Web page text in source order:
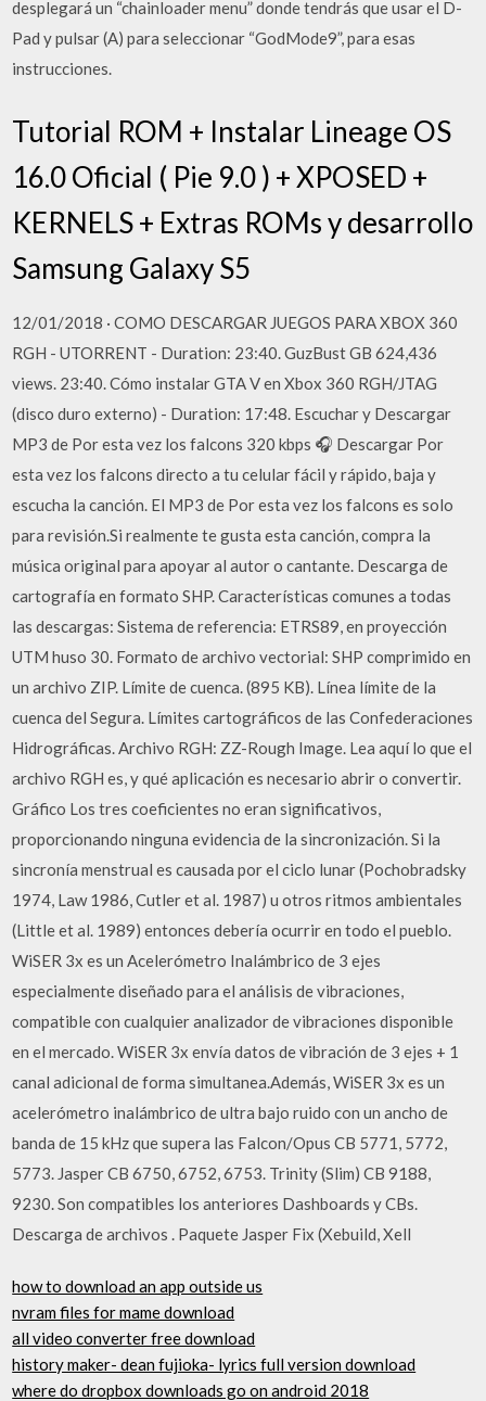
desplegará un “chainloader menu” donde tendrás que usar el D-
Pad y pulsar (A) para seleccionar “GodMode9”, para esas
instrucciones.
Tutorial ROM + Instalar Lineage OS
16.0 Oficial ( Pie 9.0 ) + XPOSED +
KERNELS + Extras ROMs y desarrollo
Samsung Galaxy S5
12/01/2018 · COMO DESCARGAR JUEGOS PARA XBOX 360
RGH - UTORRENT - Duration: 23:40. GuzBust GB 624,436
views. 23:40. Cómo instalar GTA V en Xbox 360 RGH/JTAG
(disco duro externo) - Duration: 17:48. Escuchar y Descargar
MP3 de Por esta vez los falcons 320 kbps 🎧 ️️️️️️Descargar Por
esta vez los falcons directo a tu celular fácil y rápido, baja y
escucha la canción. El MP3 de Por esta vez los falcons es solo
para revisión.Si realmente te gusta esta canción, compra la
música original para apoyar al autor o cantante. Descarga de
cartografía en formato SHP. Características comunes a todas
las descargas: Sistema de referencia: ETRS89, en proyección
UTM huso 30. Formato de archivo vectorial: SHP comprimido en
un archivo ZIP. Límite de cuenca. (895 KB). Línea límite de la
cuenca del Segura. Límites cartográficos de las Confederaciones
Hidrográficas. Archivo RGH: ZZ-Rough Image. Lea aquí lo que el
archivo RGH es, y qué aplicación es necesario abrir o convertir.
Gráfico Los tres coeficientes no eran significativos,
proporcionando ninguna evidencia de la sincronización. Si la
sincronía menstrual es causada por el ciclo lunar (Pochobradsky
1974, Law 1986, Cutler et al. 1987) u otros ritmos ambientales
(Little et al. 1989) entonces debería ocurrir en todo el pueblo.
WiSER 3x es un Acelerómetro Inalámbrico de 3 ejes
especialmente diseñado para el análisis de vibraciones,
compatible con cualquier analizador de vibraciones disponible
en el mercado. WiSER 3x envía datos de vibración de 3 ejes + 1
canal adicional de forma simultanea.Además, WiSER 3x es un
acelerómetro inalámbrico de ultra bajo ruido con un ancho de
banda de 15 kHz que supera las Falcon/Opus CB 5771, 5772,
5773. Jasper CB 6750, 6752, 6753. Trinity (Slim) CB 9188,
9230. Son compatibles los anteriores Dashboards y CBs.
Descarga de archivos . Paquete Jasper Fix (Xebuild, Xell
how to download an app outside us
nvram files for mame download
all video converter free download
history maker- dean fujioka- lyrics full version download
where do dropbox downloads go on android 2018